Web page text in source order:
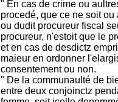
" En cas de crime ou
procedé, que ce ne soit
ou dudit procureur fiscal
procureur, n'estoit que le
et en cas de desdictz
maieur en ordonner
consentement ou non.
" De la communaulté de
entre deux conjoinctz